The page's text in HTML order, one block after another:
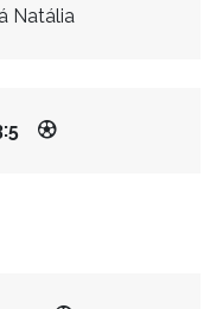
Natália